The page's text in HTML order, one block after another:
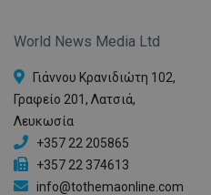
World News Media Ltd
Γιάννου Κρανιδιώτη 102,
Γραφείο 201, Λατσιά,
Λευκωσία
+357 22 205865
+357 22 374613
info@tothemaonline.com